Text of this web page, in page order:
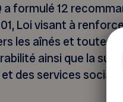
a formulé 12
Loi visant à
les aînés et toute
ainsi que la
des services sociaux.